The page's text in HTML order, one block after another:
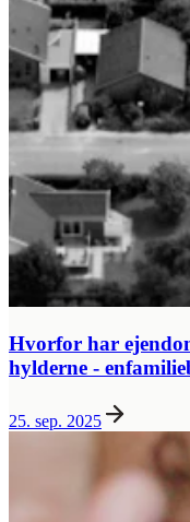
Hvorfor har
hylderne -
25. sep. 2025